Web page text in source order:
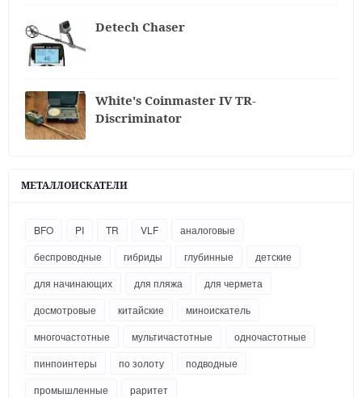
Detech Chaser
White's Coinmaster IV TR-
Discriminator
МЕТАЛЛОИСКАТЕЛИ
BFO PI TR VLF
аналоговые
беспроводные
гибриды глубинные
детские
для начинающих
для пляжа
для чермета
досмотровые
китайские
миноискатель
многочастотные
мультичастотные
одночастотные
пинпоинтеры
по золоту
подводные
промышленные
раритет